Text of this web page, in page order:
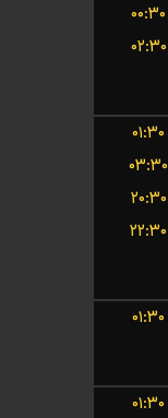
۰۰:۳۰
۰۲:۳۰
۰۱:۳۰
۰۳:۳۰
۲۰:۳۰
۲۲:۳۰
۰۱:۳۰
۰۱:۳۰